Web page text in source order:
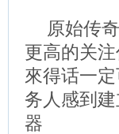
原始传
更高的关
來得话一
务人感到
器